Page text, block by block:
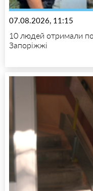
07.08.2026, 11:15
10 людей отримали
Запоріжжі